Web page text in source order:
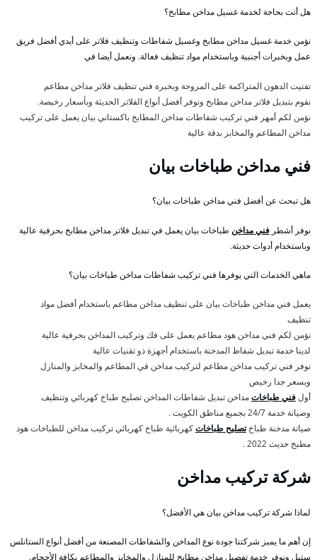
هل أنت بحاجة لخدمة غسيل مداخن مطابخ؟
نؤمن خدمة غسيل مداخن مطابخ وغسيل شفاطات وتنظيف فلاتر على أيدي أفضل فريق
عمل وبخبرات أجنبية وباستخدام مواد تنظيف فعالة. ونعمل أيضا في
تفتيت الدهون المتراكمة على المروحة وبخبرة فني تنظيف فلاتر مداخن مطاعم
نقوم بتبديل فلاتر مداخن مطابخ ونوفر أفضل أنواع الفلاتر الحديثة وبأسعار رخيصة.
نؤمن لكم أمهر فني تركيب شفاطات مداخن المطابخ باكستاني بيان يعمل على تركيب
مداخن المطاعم والمخابز بدقة عالية
فني مداخن طباخات بيان
هل تبحث عن أفضل فني مداخن طباخات بيان؟
نوفر أشطر فني مداخن طباخات بيان يعمل في تبديل فلاتر مداخن مطابخ بحرفية عالية
وباستخدام أدوات حديثة.
ماهي الخدمات التي يوفرها فني تركيب شفاطات مداخن طباخات بيان؟
يعمل فني مداخن طباخات بيان على تنظيف مداخن مطاعم باستخدام أفضل مواد
تنظيف
نؤمن لكم فني مداخن هود مطاعم يعمل على فك وتركيب المداخن بحرفية عالية
لدينا خدمة تبديل شفاط المدخنة باستخدام أجهزة ذو تقنيات عالية
نوفر فني تركيب مداخن مطاعم لتركيب مداخن في المطاعم والمخابز والمنازل
وبسعر جدا رخيص
أولفني طباخاتمداخن تبديل شفاطات المداخن تصليح طباخ كهربائي وتنظيف
وصيانة خدمة 24/7 بجميع مناطق الكويت .
صيانة مدخنة طباختصليح طباخاتكهربائية طباخ كهربائي تركيب مداخن للطباخات هود
مطبخ حديث 2022 .
شركة تركيب مداخن
لماذا شركة تركيب مداخن بيان هي الأفضل؟
إن أهم ما يميز شركتنا جودة نوع المداخن والشفاطات المصنعة من أفضل أنواع الستانلس
ستيل ونوفر خدمة تفصيل مداخن مطابخ للمنازل والمخابز والمطاعم بكافة الأحجام.